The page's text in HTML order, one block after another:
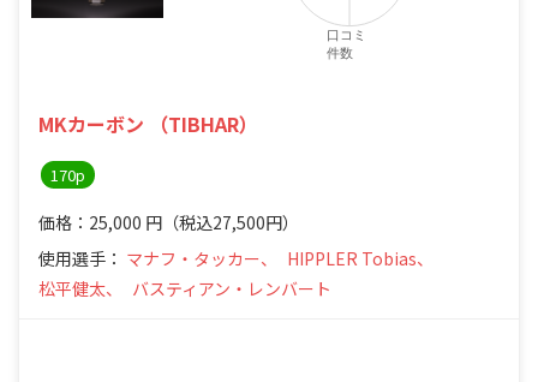
MKカーボン （TIBHAR）
170p
価格：25,000 円 （税込27,500円）
使用選手： マナフ・タッカー、
HIPPLER Tobias、
松平健太、
バスティアン・レンバート
口コミ
件数